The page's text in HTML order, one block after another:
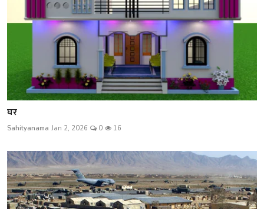
घर
Sahityanama Jan 2, 2026 0 16